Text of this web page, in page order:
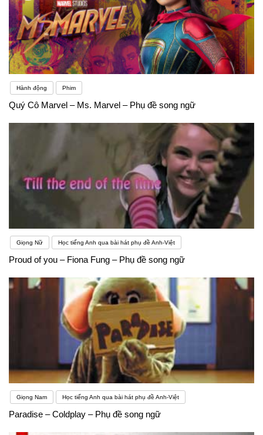
Hành động Phim
Quý Cô Marvel – Ms. Marvel – Phụ đề song ngữ
Giọng Nữ Học tiếng Anh qua bài hát phụ đề Anh-Việt
Proud of you – Fiona Fung – Phụ đề song ngữ
Giọng Nam Học tiếng Anh qua bài hát phụ đề Anh-Việt
Paradise – Coldplay – Phụ đề song ngữ